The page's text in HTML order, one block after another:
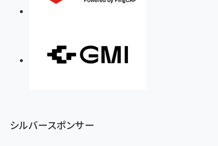
シルバースポンサー